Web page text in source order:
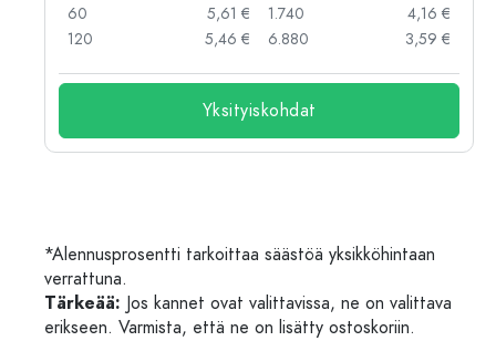
60
5,61 €
120
5,46 €
1.740
4,16 €
6.880
3,59 €
Yksityiskohdat
*Alennusprosentti tarkoittaa säästöä yksikköhintaan
verrattuna.
Tärkeää: Jos kannet ovat valittavissa, ne on valittava
erikseen. Varmista, että ne on lisätty ostoskoriin.